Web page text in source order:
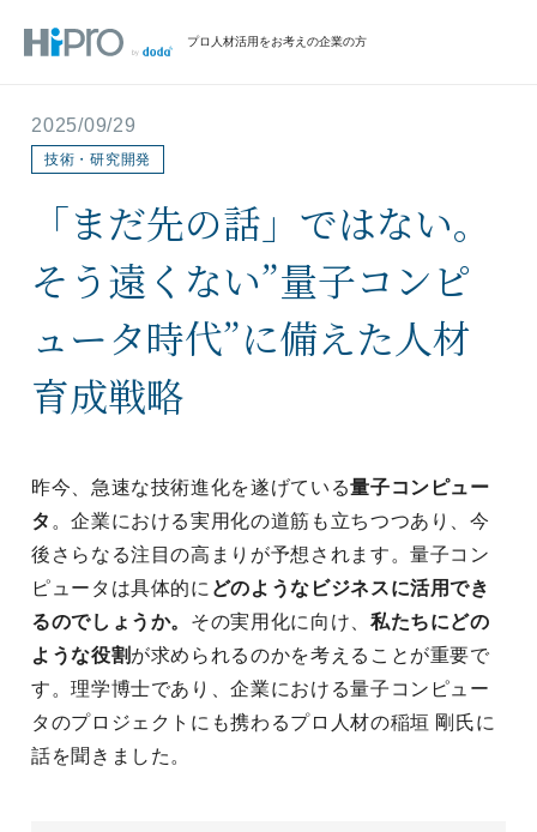
プロ人材活用をお考えの企業の方
2025/09/29
技術・研究開発
「まだ先の話」ではない。
そう遠くない”量子コンピ
ュータ時代”に備えた人材
育成戦略
昨今、急速な技術進化を遂げている量子コンピュー
タ 。企業における実用化の道筋も立ちつつあり、今
後さらなる注目の高まりが予想されます。量子コン
ピュータは具体的に どのようなビジネスに活用でき
るのでしょうか。 その実用化に向け、 私たちにどの
ような役割が求められるのかを考えることが重要で
す。理学博士であり、企業における量子コンピュー
タのプロジェクトにも携わるプロ人材の稲垣 剛氏に
話を聞きました。